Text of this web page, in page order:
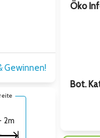
Zum nächsten
Gewinnen!
2m
Öko
Bot.